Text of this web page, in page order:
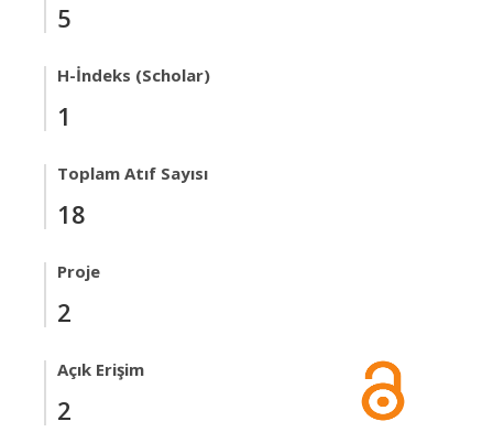
5
H-İndeks (Scholar)
1
Toplam Atıf Sayısı
18
Proje
2
Açık Erişim
2